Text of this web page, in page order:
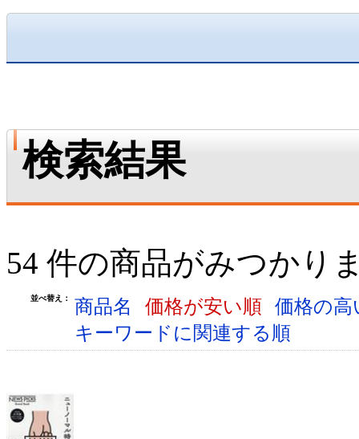
検索結果
54 件の商品がみつかり
並べ替え： 商品名 価格が安い順 価格の
キーワードに関連する順